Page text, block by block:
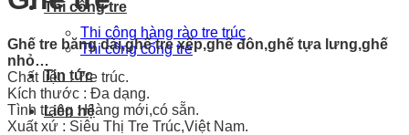
Thi công tre
Thi công hàng rào tre trúc
Thi công cổng tre
Tin tức
Liên hệ
Ghế tre băng dài,ghế tre xếp,ghế đôn,ghế tựa lưng,ghế
nhỏ…
Chất liệu : Tre trúc.
Kích thước : Đa dạng.
Tình trạng : Hàng mới,có sẵn.
Xuất xứ : Siêu Thị Tre Trúc,Việt Nam.